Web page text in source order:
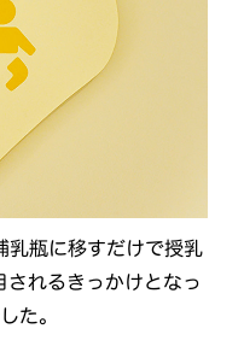
乳瓶に移すだけで授乳
されるきっかけとなっ
た。